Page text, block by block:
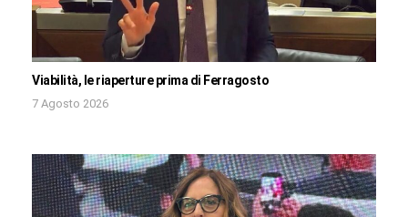
Viabilità, le riaperture prima di Ferragosto
7 Agosto 2026